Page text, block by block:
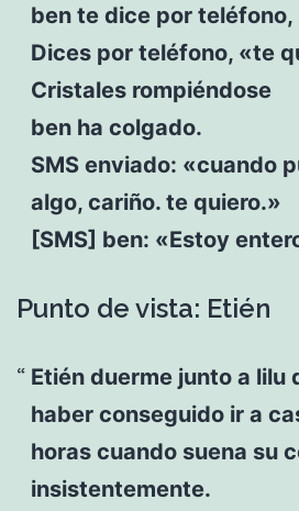
ben te dice por
Dices por teléfono, «te
Cristales rompiéndose
ben ha colgado.
SMS enviado: «cuando
algo, cariño. te quiero.»
[SMS] ben: «Estoy
Punto de vista: Etién
Etién duerme junto a lilu
haber conseguido ir a
horas cuando suena su
insistentemente.